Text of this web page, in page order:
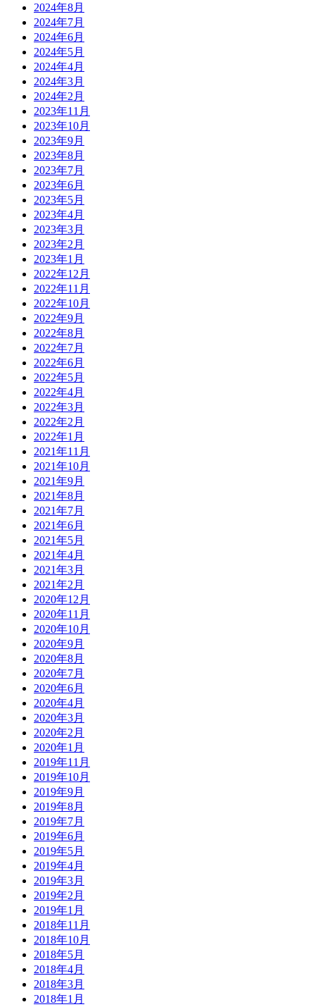
2024年8月
2024年7月
2024年6月
2024年5月
2024年4月
2024年3月
2024年2月
2023年11月
2023年10月
2023年9月
2023年8月
2023年7月
2023年6月
2023年5月
2023年4月
2023年3月
2023年2月
2023年1月
2022年12月
2022年11月
2022年10月
2022年9月
2022年8月
2022年7月
2022年6月
2022年5月
2022年4月
2022年3月
2022年2月
2022年1月
2021年11月
2021年10月
2021年9月
2021年8月
2021年7月
2021年6月
2021年5月
2021年4月
2021年3月
2021年2月
2020年12月
2020年11月
2020年10月
2020年9月
2020年8月
2020年7月
2020年6月
2020年4月
2020年3月
2020年2月
2020年1月
2019年11月
2019年10月
2019年9月
2019年8月
2019年7月
2019年6月
2019年5月
2019年4月
2019年3月
2019年2月
2019年1月
2018年11月
2018年10月
2018年5月
2018年4月
2018年3月
2018年1月